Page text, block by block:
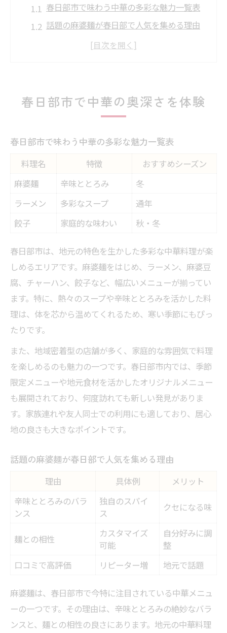
春日部市で味わう中華の多彩な魅力一覧表
話題の麻婆麺が春日部で人気を集める理由
本格中華を楽しむなら春日部エリアがおす
中華好き必見！春日部グルメの新定番
麻婆麺をより美味しく味わう方法
辛さやコクを引き出す麻婆麺の食べ方
春日部の中華で麻婆麺を満喫するコツ
麻婆麺ならではの絶妙なトッピング選び
家庭でも再現できる麻婆麺の秘訣
中華好き必見！春日部グルメ事情
春日部の中華グルメ人気メニュー比較表
地元で評判の中華料理とその特徴
春日部市内で味わえるご当地中華の魅力
中華料理好きが注目する春日部の新定番
春日部グルメとしての麻婆麺の存在感
あなたに合う春日部中華選びの秘訣
自分好みの麻婆麺を見つけるためのコツ
春日部で注目の中華メニュー選び術
満足度アップに繋がる中華選びのコツ
春日部グルメを選ぶ時に意識したい点
地域で話題の麻婆麺の魅力徹底解説
辛さと旨味が際立つ麻婆麺の魅力とは
中華ならではの麻婆麺の奥深さを探る
春日部グルメシーンで注目の麻婆麺
麻婆麺が中華ファンに愛される理由
春日部で中華を満喫するための極意
中華をより楽しむための春日部流テクニッ
ク
春日部で中華を選ぶ際の注意点まとめ
中華料理を家族で楽しむための工夫
春日部市で中華の奥深さを体験
春日部市で味わう中華の多彩な魅力一覧表
料理名 特徴
おすすめシーズン
麻婆麺
辛味ととろみ
冬
ラーメン
多彩なスープ
通年
餃子
家庭的な味わい 秋・冬
春日部市は、地元の特色を生かした多彩な中華料理が楽
しめるエリアです。麻婆麺をはじめ、ラーメン、麻婆豆
腐、チャーハン、餃子など、幅広いメニューが揃ってい
ます。特に、熱々のスープや辛味ととろみを活かした料
理は、体を芯から温めてくれるため、寒い季節にもぴっ
たりです。
また、地域密着型の店舗が多く、家庭的な雰囲気で料理
を楽しめるのも魅力の一つです。春日部市内では、季節
限定メニューや地元食材を活かしたオリジナルメニュー
も展開されており、何度訪れても新しい発見がありま
す。家族連れや友人同士での利用にも適しており、居心
地の良さも大きなポイントです。
話題の麻婆麺が春日部で人気を集める理由
理由 具体例
メリット
辛味ととろみのバラ
ンス
独自のスパイ
ス
クセになる味
麺との相性
カスタマイズ
可能
自分好みに調
整
口コミで高評価
リピーター増 地元で話題
麻婆麺は、春日部市で今特に注目されている中華メニュ
ーの一つです。その理由は、辛味ととろみの絶妙なバラ
ンスと、麺との相性の良さにあります。地元の中華料理